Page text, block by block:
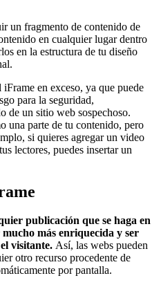
un fragmento de contenido de
en cualquier lugar dentro
en la estructura de tu diseño
en exceso, ya que puede
para la seguridad,
de un sitio web sospechoso.
una parte de tu contenido, pero
si quieres agregar un video
lectores, puedes insertar un
publicación que se haga en
más enriquecida y ser
visitante. Así, las webs pueden
otro recurso procedente de
por pantalla.